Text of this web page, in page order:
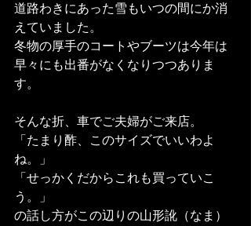
道路わきにあった雪もいつの間にか消
えていました。
冬物の厚手のコートやブーツは今年は
早々にも出番がなくなりつつありま
す。
そんな折、車でご夫婦がご来店。
「たまり酢、このサイズでいいわよ
ね。」
「せっかくだからこれも買っていこ
う。」
の話し方がこの辺りの山形訛（なま）